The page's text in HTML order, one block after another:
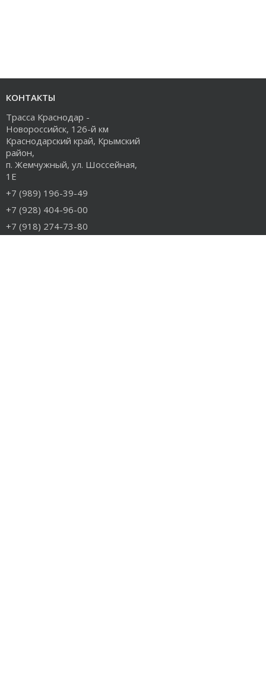
КОНТАКТЫ
Трасса Краснодар -
Новороссийск, 126-й км
Краснодарский край, Крымский
район,
п. Жемчужный, ул. Шоссейная,
1Е
+7 (989) 196-39-49
+7 (928) 404-96-00
+7 (918) 274-73-80